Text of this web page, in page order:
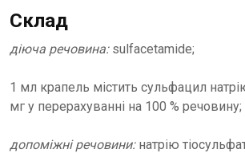
Склад
діюча речовина: sulfacetamide;
1 мл крапель містить сульфацил
мг у перерахуванні на 100 % речовину;
допоміжні речовини: натрію